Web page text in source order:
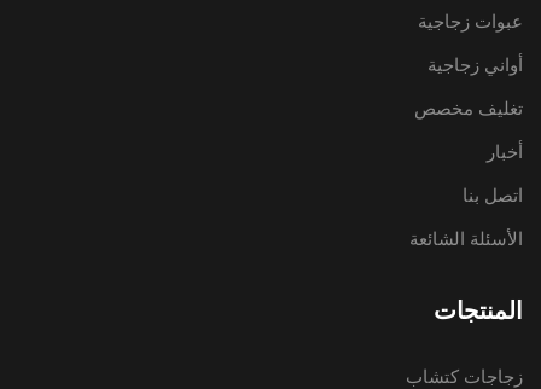
عبوات زجاجية
أواني زجاجية
تغليف مخصص
أخبار
اتصل بنا
الأسئلة الشائعة
المنتجات
زجاجات كتشاب